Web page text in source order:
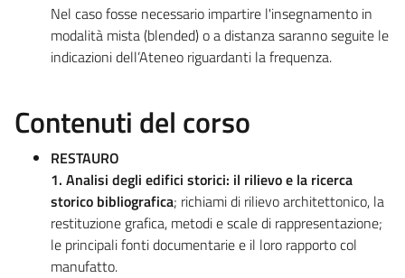
Nel caso fosse necessario impartire l'insegnamento in
modalità mista (blended) o a distanza saranno seguite le
indicazioni dell’Ateneo riguardanti la frequenza.
Contenuti del corso
RESTAURO
1. Analisi degli edifici storici: il rilievo e la ricerca
storico bibliografica; richiami di rilievo architettonico, la
restituzione grafica, metodi e scale di rappresentazione;
le principali fonti documentarie e il loro rapporto col
manufatto.